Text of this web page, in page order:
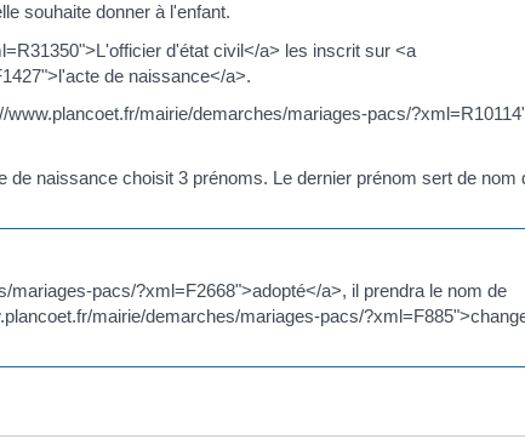
souhaite donner à l'enfant.
d'état civil</a> les inscrit sur <a
de naissance</a>.
mairie/demarches/mariages-pacs/
naissance choisit 3 prénoms. Le dernier prénom sert de nom
pacs/?xml=F2668">adopté</a>, il prendra le nom de
mairie/demarches/mariages-pacs/